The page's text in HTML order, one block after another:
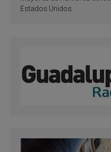
Estados Unidos